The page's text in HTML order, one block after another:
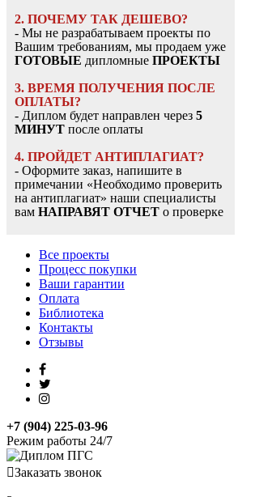
2. ПОЧЕМУ ТАК ДЕШЕВО?
- Мы не разрабатываем проекты по
Вашим требованиям, мы продаем уже
ГОТОВЫЕ дипломные ПРОЕКТЫ
3. ВРЕМЯ ПОЛУЧЕНИЯ ПОСЛЕ
ОПЛАТЫ?
- Диплом будет направлен через 5
МИНУТ после оплаты
4. ПРОЙДЕТ АНТИПЛАГИАТ?
- Оформите заказ, напишите в
примечании «Необходимо проверить
на антиплагиат» наши специалисты
вам НАПРАВЯТ ОТЧЕТ о проверке
Все проекты
Процесс покупки
Ваши гарантии
Оплата
Библиотека
Контакты
Отзывы
+7 (904) 225-03-96
Режим работы 24/7
Заказать звонок